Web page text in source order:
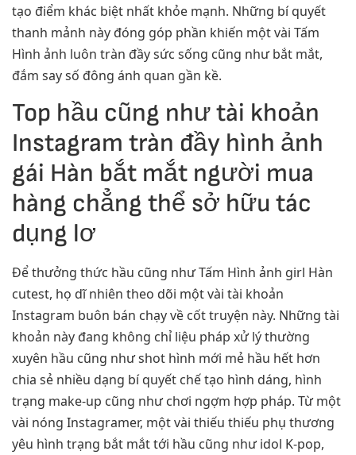
tạo điểm khác biệt nhất khỏe mạnh. Những bí quyết
thanh mảnh này đóng góp phần khiến một vài Tấm
Hình ảnh luôn tràn đầy sức sống cũng như bắt mắt,
đắm say số đông ánh quan gần kề.
Top hầu cũng như tài khoản
Instagram tràn đầy hình ảnh
gái Hàn bắt mắt người mua
hàng chẳng thể sở hữu tác
dụng lơ
Để thưởng thức hầu cũng như Tấm Hình ảnh girl Hàn
cutest, họ dĩ nhiên theo dõi một vài tài khoản
Instagram buôn bán chạy về cốt truyện này. Những tài
khoản này đang không chỉ liệu pháp xử lý thường
xuyên hầu cũng như shot hình mới mẻ hầu hết hơn
chia sẻ nhiều dạng bí quyết chế tạo hình dáng, hình
trạng make-up cũng như chơi ngợm hợp pháp. Từ một
vài nóng Instagramer, một vài thiếu thiếu phụ thương
yêu hình trạng bắt mắt tới hầu cũng như idol K-pop,